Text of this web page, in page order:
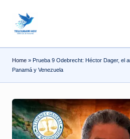
N
o
T
i
T
e
l
Home » Prueba 9 Odebrecht: Héctor Dager, el
Panamá y Venezuela